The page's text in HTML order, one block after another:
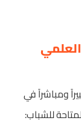
ومباشراً في
للشباب: